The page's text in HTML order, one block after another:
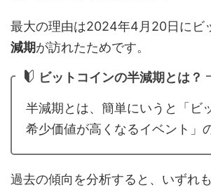
最大の理由は2024年4月20日にビ
減期が訪れたためです。
ビットコインの半減期とは？
半減期とは、簡単にいうと「ビ
希少価値が高くなるイベント」
過去の傾向を分析すると、いずれ